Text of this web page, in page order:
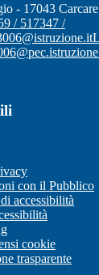
- 17043
/ 517347 /
con il Pubblico
accessibilità
cookie
trasparente